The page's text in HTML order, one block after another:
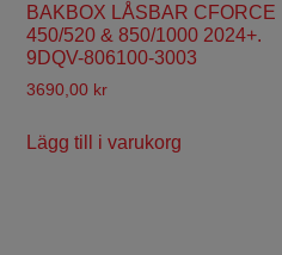
BAKBOX LÅSBAR CFORCE
450/520 & 850/1000 2024+.
9DQV-806100-3003
3690,00 kr
Lägg till i varukorg